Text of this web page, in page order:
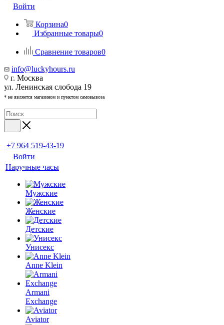
Войти
Корзина0
Избранные товары0
Сравнение товаров0
info@luckyhours.ru
г. Москва
ул. Ленинская слобода 19
* не является магазином и пунктом самовывоза
+7 964 519-43-19
Войти
Наручные часы
Мужские
Женские
Детские
Унисекс
Anne Klein
Armani
Exchange
Aviator